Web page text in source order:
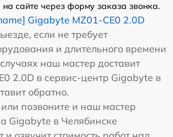
сайте через форму заказа звонка.
Gigabyte MZ01-CE0 2.0D
если не требует
и длительного времени
наш мастер доставит
2.0D в сервис-центр Gigabyte в
обратно.
позвоните и наш мастер
Gigabyte в Челябинске